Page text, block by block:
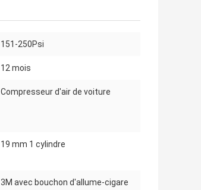
151-250Psi
12 mois
Compresseur d'air de voiture
19 mm 1 cylindre
3M avec bouchon d'allume-cigare